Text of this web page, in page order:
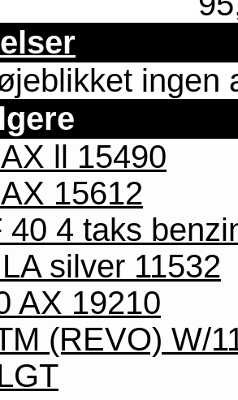
ingen
ll 15490
15612
40 4 taks
silver 11532
AX 19210
(REVO) W/